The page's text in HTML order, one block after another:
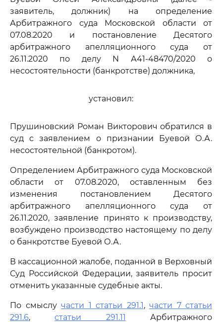
заявитель, должник) на определение
Арбитражного суда Московской области от
07.08.2020 и постановление Десятого
арбитражного апелляционного суда от
26.11.2020 по делу N А41-48470/2020 о
несостоятельности (банкротстве) должника,
установил:
Прушиновский Роман Викторович обратился в
суд с заявлением о признании Буевой О.А.
несостоятельной (банкротом).
Определением Арбитражного суда Московской
области от 07.08.2020, оставленным без
изменения постановлением Десятого
арбитражного апелляционного суда от
26.11.2020, заявление принято к производству,
возбуждено производство настоящему по делу
о банкротстве Буевой О.А.
В кассационной жалобе, поданной в Верховный
Суд Российской Федерации, заявитель просит
отменить указанные судебные акты.
По смыслу части 1 статьи 291.1, части 7 статьи
291.6,статьи 291.11 Арбитражного